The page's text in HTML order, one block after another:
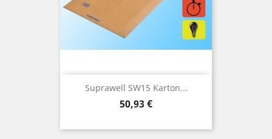
Suprawell SW15 Karton...
Preis
50,93 €